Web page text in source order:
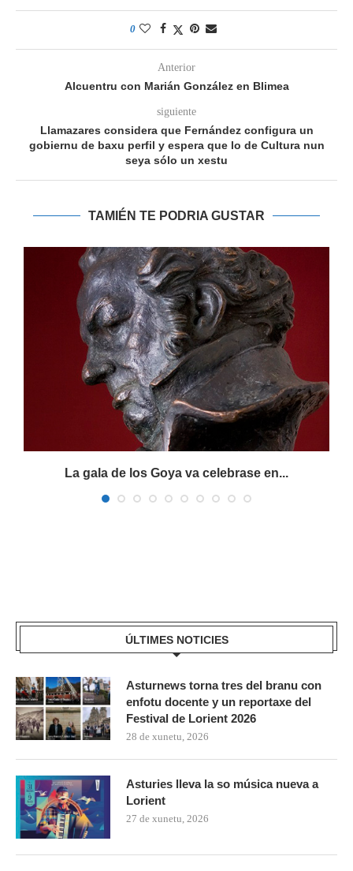
0
Anterior
Alcuentru con Marián González en Blimea
siguiente
Llamazares considera que Fernández configura un
gobiernu de baxu perfil y espera que lo de Cultura nun
seya sólo un xestu
TAMIÉN TE PODRIA GUSTAR
La gala de los Goya va celebrase en...
ÚLTIMES NOTICIES
Asturnews torna tres del branu con
enfotu docente y un reportaxe del
Festival de Lorient 2026
28 de xunetu, 2026
Asturies lleva la so música nueva a
Lorient
27 de xunetu, 2026